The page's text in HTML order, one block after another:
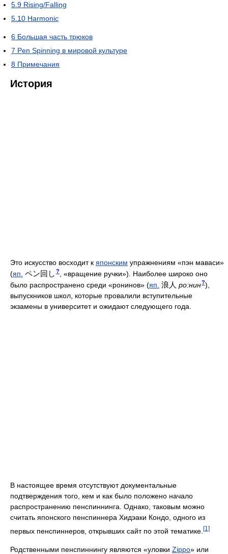
5.9 Rising/Falling
5.10 Harmonic
6 Большая часть трюков
7 Pen Spinning в мировой культуре
8 Примечания
История
Это искусство восходит к японским упражнениям «пэн маваси»
(яп. ペン回し ?, «вращение ручки») . Наиболее широко оно
было распространено среди «ронинов» (яп. 浪人 ро:нин?)
выпускников школ, которые провалили вступительные
экзамены в университет и ожидают следующего года.
В настоящее время отсутствуют документальные
подтверждения того, кем и как было положено начало
распространению пенспиннинга. Однако, таковым можно
считать японского пенспиннера Хидэаки Кондо, одного из
первых пенспиннеров, открывших сайт по этой тематике. [1]
Родственными пенспиннингу являются «уловки Zippo» или